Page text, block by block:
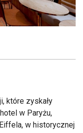
które zyskały
w Paryżu,
w historycznej